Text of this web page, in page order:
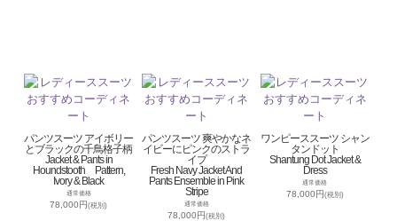
パンツスーツ アイボリー
とブラックの千鳥格子柄
Jacket & Pants in
Houndstooth Pattern,
Ivory & Black
通常価格
78,000円(税別)
パンツスーツ 爽やかなネ
イビーにピンクのストラ
イプ
Fresh Navy Jacket And
Pants Ensemble in Pink
Stripe
通常価格
78,000円(税別)
ワンピーススーツ シャン
タンドット
Shantung Dot Jacket &
Dress
通常価格
78,000円(税別)